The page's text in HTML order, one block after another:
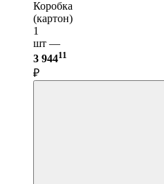
Коробка
(картон)
1
шт —
3 94411
₽